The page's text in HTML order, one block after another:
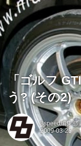
「ゴルフ
う? (その2)
8speed編集部